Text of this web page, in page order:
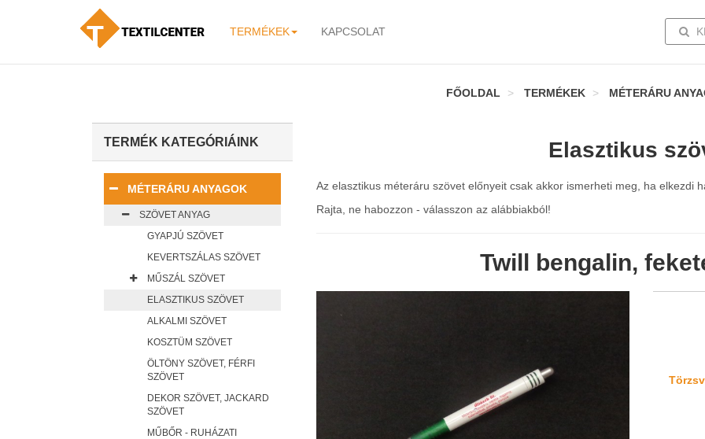
TERMÉKEK KAPCSOLAT
FŐOLDAL TERMÉKEK MÉTERÁRU
Elasztikus
Az elasztikus méteráru szövet előnyeit csak akkor ismerheti meg, ha elkezdi
Rajta, ne habozzon - válasszon az alábbiakból!
Twill bengalin,
TERMÉK KATEGÓRIÁINK
MÉTERÁRU ANYAGOK
SZÖVET ANYAG
GYAPJÚ SZÖVET
KEVERTSZÁLAS SZÖVET
MŰSZÁL SZÖVET
ELASZTIKUS SZÖVET
ALKALMI SZÖVET
KOSZTÜM SZÖVET
ÖLTÖNY SZÖVET, FÉRFI
SZÖVET
DEKOR SZÖVET, JACKARD
SZÖVET
MŰBŐR - RUHÁZATI